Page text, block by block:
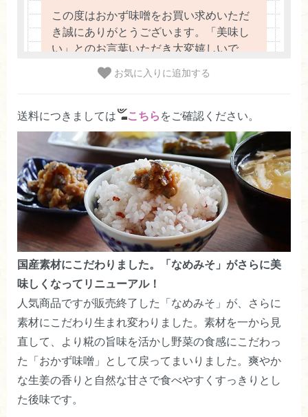
この度はおかず味噌をお買い求めいただ
き誠にありがとうございます。「美味し
い」とのお言葉いただき大変嬉しいで
す。これからも末長くご愛顧いただける
よう努めて参りたいと思います。（2026/
ゆうゆ 30代 女性
2023/09/10 02:20:44
予想を遥かに超えます。
おいそうだなと思い、両親とお世話になって
いる方用と自分用に3個買いました^ - ^
味と歯応え抜群で、玄米と頂きました。
きゅうりに乗せて一品にもなります。
ギフトした方98歳おばあさんから、翌日ライ
ンが来て、ご飯２杯おかわりして、パンにも
塗って食べて最高に美味しかったです。とお
礼の連絡でした。鼻が高いです。
安全安心して食べれるから、リピート決定で
す。
お気に入りに追加する
送料につきましては こちら をご確認ください。
国産素材にこだわりました。「なめみそ」がさらに美
味しくなってリニューアル！
人気商品ですが販売終了した「なめみそ」が、さらに
素材にこだわり生まれ変わりました。素材を一から見
直して、より糀の旨味を活かし野菜の食感にこだわっ
た「おかず味噌」として戻ってまいりました。爽やか
な生姜の香りと自然な甘さで食べやすくすっきりとし
た後味です。